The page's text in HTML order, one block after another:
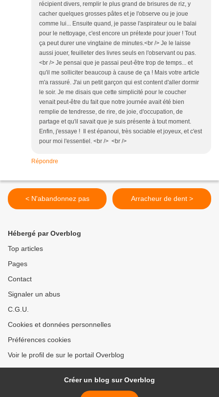
récipient divers, remplir le plus grand de brisures de riz, y
cacher quelques grosses pâtes et je l'observe ou je joue
comme lui... Ensuite quand, je passe l'aspirateur ou le balai
pour le nettoyage, c'est encore un prétexte pour jouer ! Tout
ça peut durer une vingtaine de minutes.<br /> Je le laisse
aussi jouer, feuilleter des livres seuls en l'observant ou pas.
<br /> Je pensai que je passai peut-être trop de temps... et
qu'il me solliciter beaucoup à cause de ça ! Mais votre article
m'a rassuré. J'ai un petit garçon qui est content d'aller dormir
le soir. Je me disais que cette simplicité pour le coucher
venait peut-être du fait que notre journée avait été bien
remplie de tendresse, de rire, de joie, d'occupation, de
partage et qu'il savait que je suis présente à tout moment.
Enfin, j'essaye ! Il est épanoui, très sociable et joyeux, et c'est
pour moi l'essentiel. <br /> <br />
Répondre
< N'abandonnez pas Arracheur de dent >
Hébergé par Overblog
Top articles
Pages
Contact
Signaler un abus
C.G.U.
Cookies et données personnelles
Préférences cookies
Voir le profil de sur le portail Overblog
Créer un blog sur Overblog